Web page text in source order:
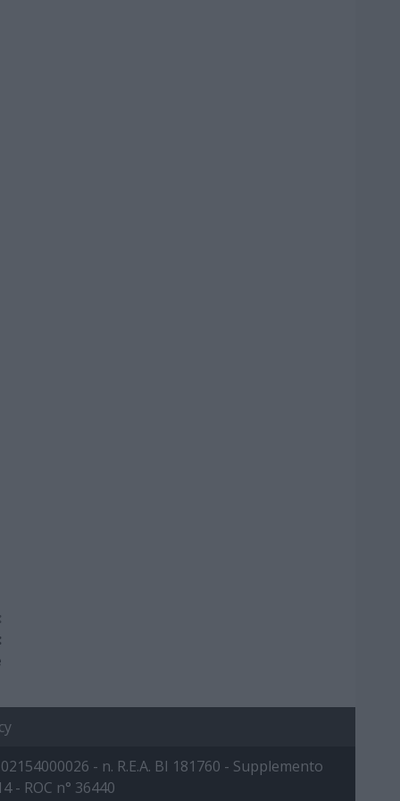
- n. R.E.A. BI 181760 - Supplemento
- ROC n° 36440